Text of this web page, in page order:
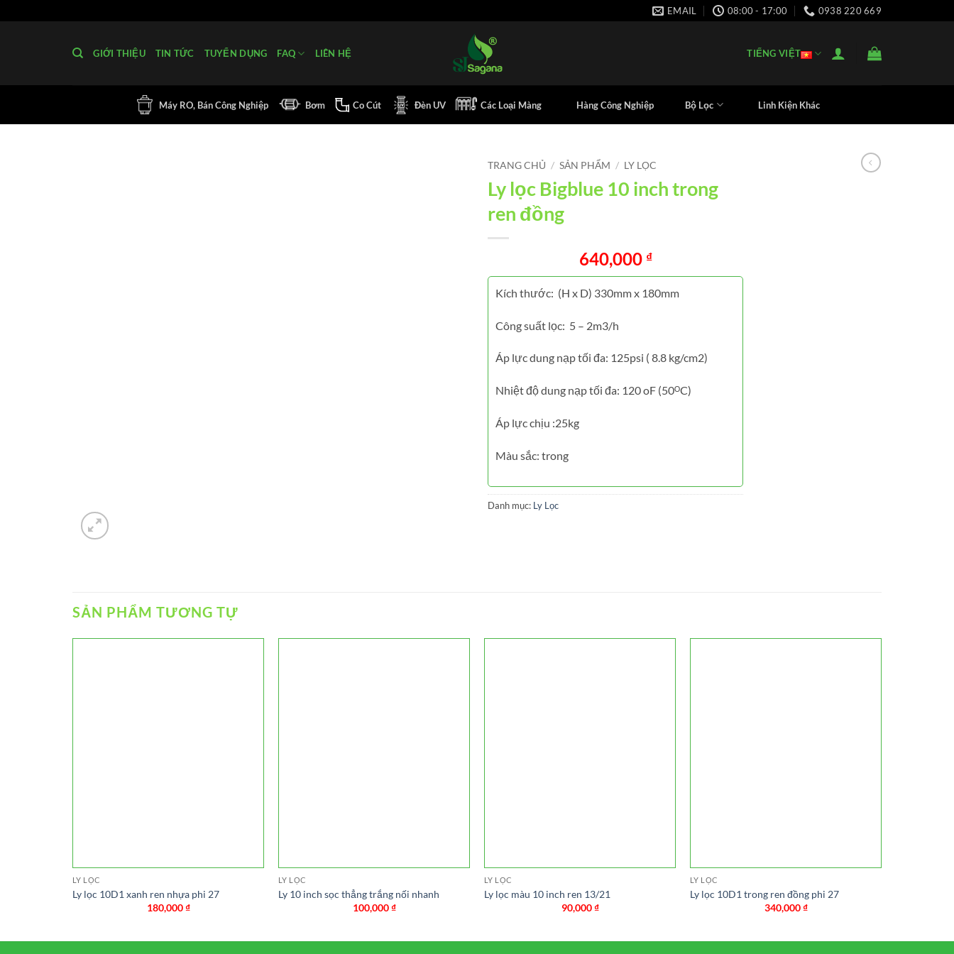
qua
EMAIL 08:00 - 17:00 0938 220 669
GIỚI THIỆU TIN TỨC TUYỂN DỤNG FAQ LIÊN HỆ TIẾNG VIỆT
Máy RO, Bán Công Nghiệp Bơm Co Cút Đèn UV Các Loại Màng Hàng Công Nghiệp Bộ Lọc Linh Kiện Khác
TRANG CHỦ / SẢN PHẨM / LY LỌC
Ly lọc Bigblue 10 inch trong
ren đồng
640,000 ₫
Kích thước: (H x D) 330mm x 180mm
Công suất lọc: 5 – 2m3/h
Áp lực dung nạp tối đa: 125psi ( 8.8 kg/cm2)
Nhiệt độ dung nạp tối đa: 120 oF (50ᴼC)
Áp lực chịu :25kg
Màu sắc: trong
Danh mục: Ly Lọc
SẢN PHẨM TƯƠNG TỰ
LY LỌC
Ly lọc 10D1 xanh ren nhựa phi 27
180,000₫
LY LỌC
Ly 10 inch sọc thẳng trắng nối nhanh
100,000₫
LY LỌC
Ly lọc màu 10 inch ren 13/21
90,000₫
LY LỌC
Ly lọc 10D1 trong ren đồng phi 27
340,000₫